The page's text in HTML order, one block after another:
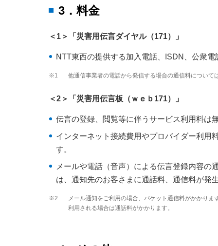
3．料金
＜1＞「災害用伝言ダイヤル（171）」
NTT東西の提供する加入電話、ISDN、公衆
※1 他通信事業者の電話から発信する場合の通信料について
＜2＞「災害用伝言板（ｗｅｂ171）」
伝言の登録、閲覧等に伴うサービス利用料は
インターネット接続費用やプロバイダー利用
す。
メールや電話（音声）による伝言登録内容の
は、通知先のお客さまに通話料、通信料が発
※2
メール通知をご利用の場合、パケット通信料がかかり
利用される場合は通話料がかかります。